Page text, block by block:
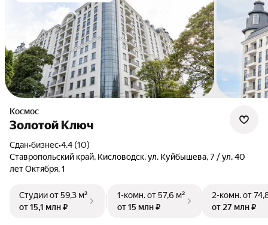
Космос
Золотой Ключ
Сдан•бизнес•4.4 (10)
Ставропольский край, Кисловодск, ул. Куйбышева, 7 / ул. 40
лет Октября, 1
Студииот 59,3 м²
от 15,1 млн ₽
1-комн.от 57,6 м²
от 15 млн ₽
2-комн.от
от 27 млн ₽